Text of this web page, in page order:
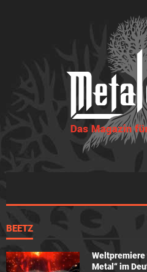
BEETZ
Weltpremiere
Metal“ im